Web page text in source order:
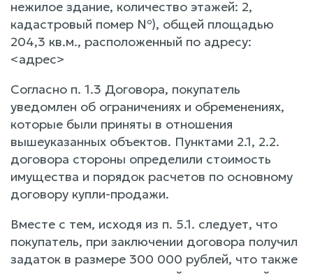
нежилое здание, количество этажей: 2,
кадастровый помер №), общей площадью
204,3 кв.м., расположенный по адресу:
<адрес>
Согласно п. 1.3 Договора, покупатель
уведомлен об ограничениях и обременениях,
которые были приняты в отношения
вышеуказанных объектов. Пунктами 2.1, 2.2.
договора стороны определили стоимость
имущества и порядок расчетов по основному
договору купли-продажи.
Вместе с тем, исходя из п. 5.1. следует, что
покупатель, при заключении договора получил
задаток в размере 300 000 рублей, что также